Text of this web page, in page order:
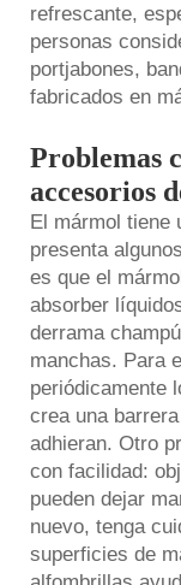
refrescante,
personas
portjabones,
fabricados en
Problemas
accesorios
El mármol tiene
presenta
es que el
absorber
derrama
manchas. Para
periódicamente
crea una
adhieran. Otro
con facilidad:
pueden dejar
nuevo, tenga
superficies de